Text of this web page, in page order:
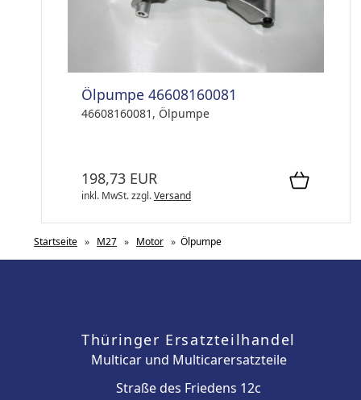
Ölpumpe 46608160081
46608160081, Ölpumpe
198,73 EUR
inkl. MwSt.zzgl.Versand
Startseite » M27 » Motor » Ölpumpe
Thüringer Ersatzteilhandel
Multicar und Multicarersatzteile
Straße des Friedens 12c